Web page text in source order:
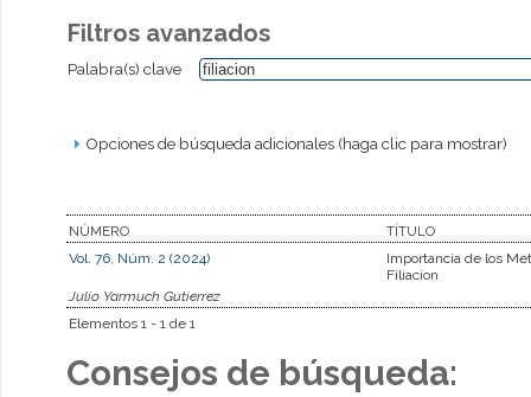
Filtros avanzados
Palabra(s) clave
Opciones de búsqueda adicionales (haga clic para mostrar)
NÚMERO
TÍTULO
Vol. 76, Núm. 2 (2024)
Importancia de los
Filiacion
Julio Yarmuch Gutierrez
Elementos 1 - 1 de 1
Consejos de búsqueda: